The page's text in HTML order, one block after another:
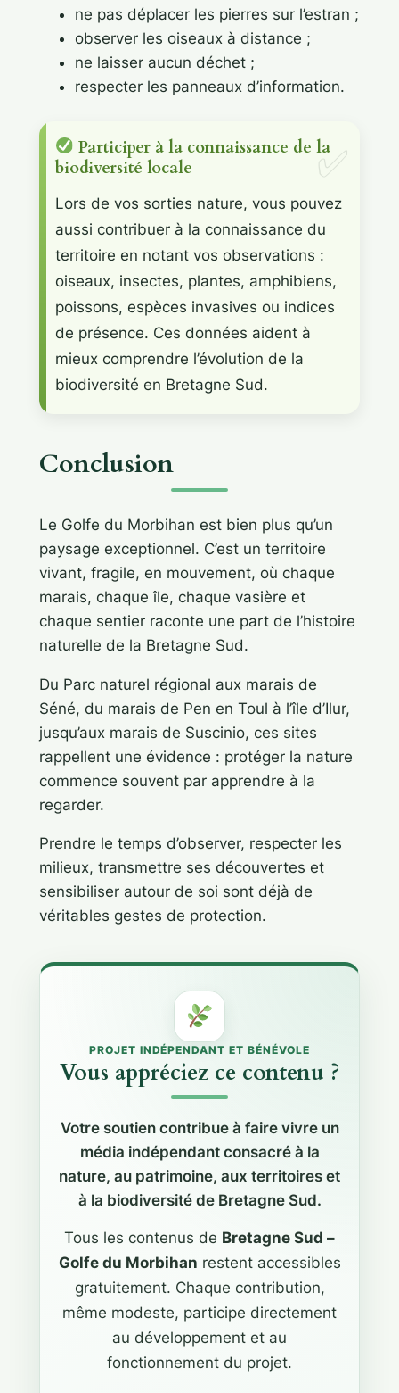
ne pas déplacer les pierres sur l’estran ;
observer les oiseaux à distance ;
ne laisser aucun déchet ;
respecter les panneaux d’information.
Participer à la connaissance de la
biodiversité locale
Lors de vos sorties nature, vous pouvez
aussi contribuer à la connaissance du
territoire en notant vos observations :
oiseaux, insectes, plantes, amphibiens,
poissons, espèces invasives ou indices
de présence. Ces données aident à
mieux comprendre l’évolution de la
biodiversité en Bretagne Sud.
Conclusion
Le Golfe du Morbihan est bien plus qu’un
paysage exceptionnel. C’est un territoire
vivant, fragile, en mouvement, où chaque
marais, chaque île, chaque vasière et
chaque sentier raconte une part de l’histoire
naturelle de la Bretagne Sud.
Du Parc naturel régional aux marais de
Séné, du marais de Pen en Toul à l’île d’Ilur,
jusqu’aux marais de Suscinio, ces sites
rappellent une évidence : protéger la nature
commence souvent par apprendre à la
regarder.
Prendre le temps d’observer, respecter les
milieux, transmettre ses découvertes et
sensibiliser autour de soi sont déjà de
véritables gestes de protection.
PROJET INDÉPENDANT ET BÉNÉVOLE
Vous appréciez ce contenu ?
Votre soutien contribue à faire vivre un
média indépendant consacré à la
nature, au patrimoine, aux territoires et
à la biodiversité de Bretagne Sud.
Tous les contenus de Bretagne Sud –
Golfe du Morbihan restent accessibles
gratuitement. Chaque contribution,
même modeste, participe directement
au développement et au
fonctionnement du projet.